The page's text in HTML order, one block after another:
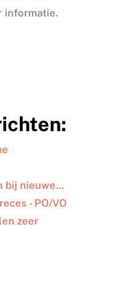
informatie.
bij nieuwe…
- PO/VO
zeer